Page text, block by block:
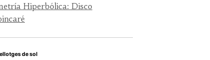
Hiperbólica: Disco
de sol